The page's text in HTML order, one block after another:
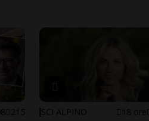
215 SCI ALPINO 18 ore